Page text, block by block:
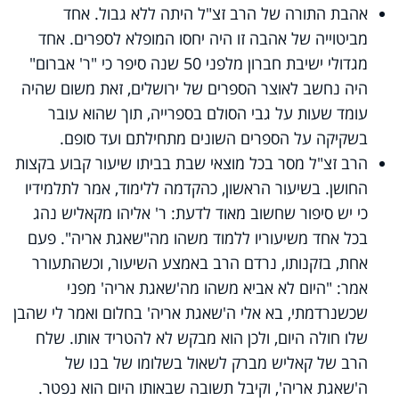
אהבת התורה של הרב זצ"ל היתה ללא גבול. אחד
מביטוייה של אהבה זו היה יחסו המופלא לספרים. אחד
מגדולי ישיבת חברון מלפני 50 שנה סיפר כי "ר' אברום"
היה נחשב לאוצר הספרים של ירושלים, זאת משום שהיה
עומד שעות על גבי הסולם בספרייה, תוך שהוא עובר
בשקיקה על הספרים השונים מתחילתם ועד סופם.
הרב זצ"ל מסר בכל מוצאי שבת בביתו שיעור קבוע בקצות
החושן. בשיעור הראשון, כהקדמה ללימוד, אמר לתלמידיו
כי יש סיפור שחשוב מאוד לדעת: ר' אליהו מקאליש נהג
בכל אחד משיעוריו ללמוד משהו מה"שאגת אריה". פעם
אחת, בזקנותו, נרדם הרב באמצע השיעור, וכשהתעורר
אמר: "היום לא אביא משהו מה'שאגת אריה' מפני
שכשנרדמתי, בא אלי ה'שאגת אריה' בחלום ואמר לי שהבן
שלו חולה היום, ולכן הוא מבקש לא להטריד אותו. שלח
הרב של קאליש מברק לשאול בשלומו של בנו של
ה'שאגת אריה', וקיבל תשובה שבאותו היום הוא נפטר.